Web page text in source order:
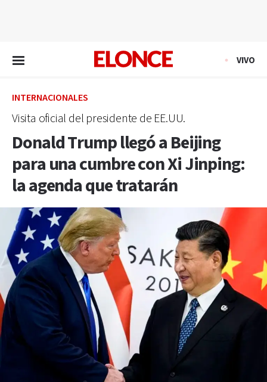
VIVO
INTERNACIONALES
Visita oficial del presidente de EE.UU.
Donald Trump llegó a Beijing
para una cumbre con Xi Jinping:
la agenda que tratarán